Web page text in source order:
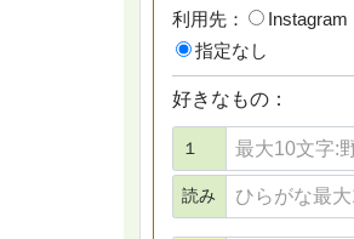
利用先： Instagram
指定なし
好きなもの：
１
読み